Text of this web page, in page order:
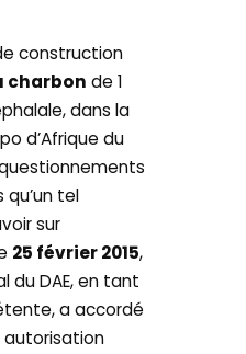
construction
charbon de 1
dans la
d’Afrique du
tel
sur
25 février 2015,
du DAE, en tant
a accordé
autorisation